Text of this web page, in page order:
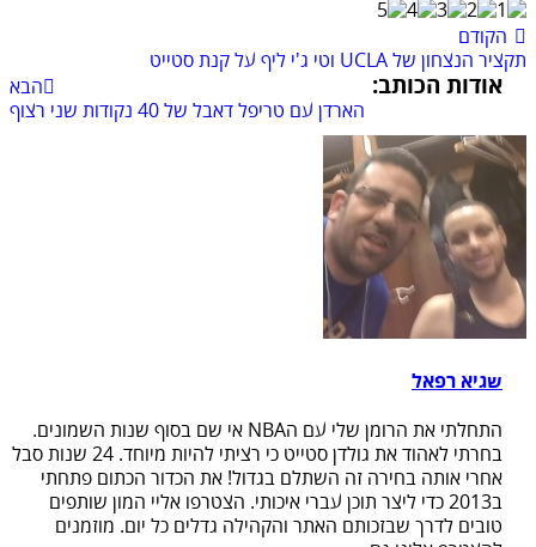
הקודם
תקציר הנצחון של UCLA וטי ג'י ליף על קנת סטייט
הבא
הארדן עם טריפל דאבל של 40 נקודות שני רצוף
אודות הכותב:
שגיא רפאל
התחלתי את הרומן שלי עם הNBA אי שם בסוף שנות השמונים.
בחרתי לאהוד את גולדן סטייט כי רציתי להיות מיוחד. 24 שנות סבל
אחרי אותה בחירה זה השתלם בגדול! את הכדור הכתום פתחתי
ב2013 כדי ליצר תוכן עברי איכותי. הצטרפו אליי המון שותפים
טובים לדרך שבזכותם האתר והקהילה גדלים כל יום. מוזמנים